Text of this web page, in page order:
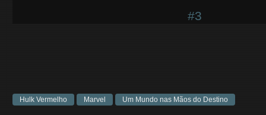
#3
Hulk Vermelho Marvel Um Mundo nas Mãos do Destino